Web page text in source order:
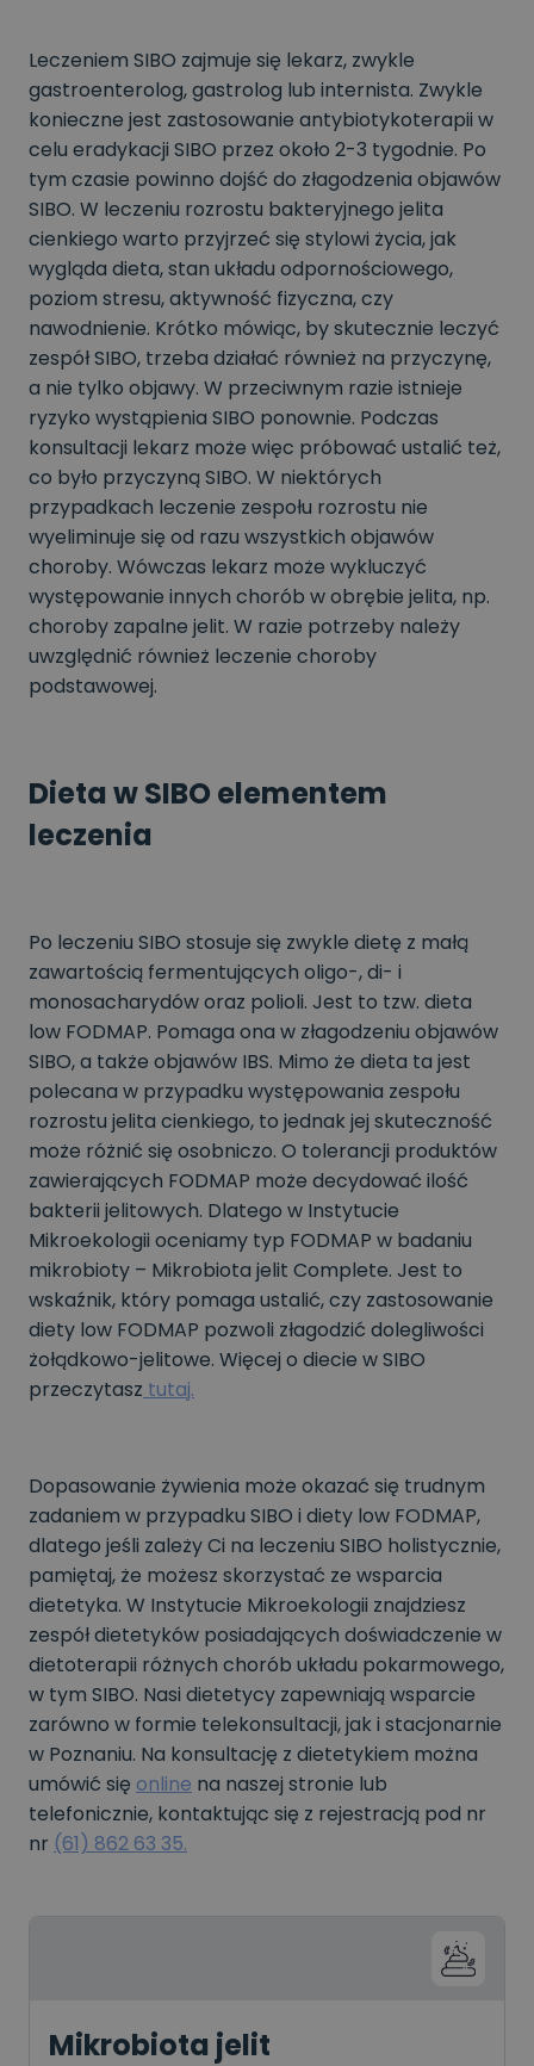
Leczeniem SIBO zajmuje się lekarz, zwykle
gastroenterolog, gastrolog lub internista. Zwykle
konieczne jest zastosowanie antybiotykoterapii w
celu eradykacji SIBO przez około 2-3 tygodnie. Po
tym czasie powinno dojść do złagodzenia objawów
SIBO. W leczeniu rozrostu bakteryjnego jelita
cienkiego warto przyjrzeć się stylowi życia, jak
wygląda dieta, stan układu odpornościowego,
poziom stresu, aktywność fizyczna, czy
nawodnienie. Krótko mówiąc, by skutecznie leczyć
zespół SIBO, trzeba działać również na przyczynę,
a nie tylko objawy. W przeciwnym razie istnieje
ryzyko wystąpienia SIBO ponownie. Podczas
konsultacji lekarz może więc próbować ustalić też,
co było przyczyną SIBO. W niektórych
przypadkach leczenie zespołu rozrostu nie
wyeliminuje się od razu wszystkich objawów
choroby. Wówczas lekarz może wykluczyć
występowanie innych chorób w obrębie jelita, np.
choroby zapalne jelit. W razie potrzeby należy
uwzględnić również leczenie choroby
podstawowej.
Dieta w SIBO elementem
leczenia
Po leczeniu SIBO stosuje się zwykle dietę z małą
zawartością fermentujących oligo-, di- i
monosacharydów oraz polioli. Jest to tzw. dieta
low FODMAP. Pomaga ona w złagodzeniu objawów
SIBO, a także objawów IBS. Mimo że dieta ta jest
polecana w przypadku występowania zespołu
rozrostu jelita cienkiego, to jednak jej skuteczność
może różnić się osobniczo. O tolerancji produktów
zawierających FODMAP może decydować ilość
bakterii jelitowych. Dlatego w Instytucie
Mikroekologii oceniamy typ FODMAP w badaniu
mikrobioty – Mikrobiota jelit Complete. Jest to
wskaźnik, który pomaga ustalić, czy zastosowanie
diety low FODMAP pozwoli złagodzić dolegliwości
żołądkowo-jelitowe. Więcej o diecie w SIBO
przeczytasz tutaj.
Dopasowanie żywienia może okazać się trudnym
zadaniem w przypadku SIBO i diety low FODMAP,
dlatego jeśli zależy Ci na leczeniu SIBO holistycznie,
pamiętaj, że możesz skorzystać ze wsparcia
dietetyka. W Instytucie Mikroekologii znajdziesz
zespół dietetyków posiadających doświadczenie w
dietoterapii różnych chorób układu pokarmowego,
w tym SIBO. Nasi dietetycy zapewniają wsparcie
zarówno w formie telekonsultacji, jak i stacjonarnie
w Poznaniu. Na konsultację z dietetykiem można
umówić się online na naszej stronie lub
telefonicznie, kontaktując się z rejestracją pod nr
nr (61) 862 63 35.
Mikrobiota jelit